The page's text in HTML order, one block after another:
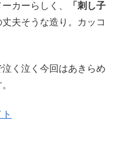
カーらしく、
「刺し子
丈夫そうな造り。カッコ
く泣く今回はあきらめ